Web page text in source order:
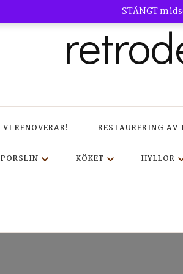
STÄNGT
VI RENOVERAR! RESTAURERING AV
PORSLIN KÖKET HYLLOR